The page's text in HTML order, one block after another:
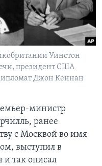
Уинстон
президент США
Джон Кеннан
министр
ранее
с Москвой во имя
выступил в
и так описал